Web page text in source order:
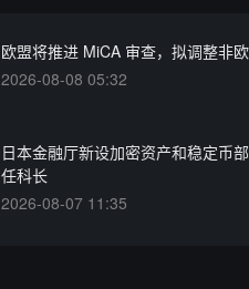
欧盟将推进 MiCA 审查，拟调整非
2026-08-08 05:32
日本金融厅新设加密资产和稳定币
任科长
2026-08-07 11:35